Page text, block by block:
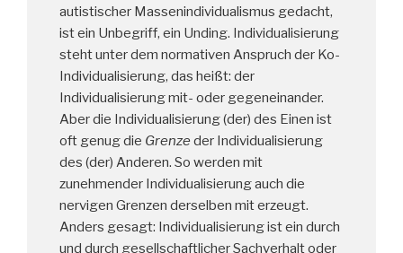
autistischer Massenindividualismus gedacht,
ist ein Unbegriff, ein Unding. Individualisierung
steht unter dem normativen Anspruch der Ko-
Individualisierung, das heißt: der
Individualisierung mit- oder gegeneinander.
Aber die Individualisierung (der) des Einen ist
oft genug die Grenze der Individualisierung
des (der) Anderen. So werden mit
zunehmender Individualisierung auch die
nervigen Grenzen derselben mit erzeugt.
Anders gesagt: Individualisierung ist ein durch
und durch gesellschaftlicher Sachverhalt oder